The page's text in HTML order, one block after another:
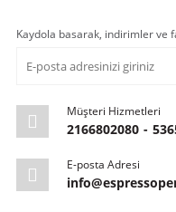
espresso olarak 1. tercihim
olarak.Ancak burayı
kahve kokusu tüm evi
Kaydola basarak, indirimler ve
Müşteri Hizmetleri
2166802080 -
E-posta Adresi